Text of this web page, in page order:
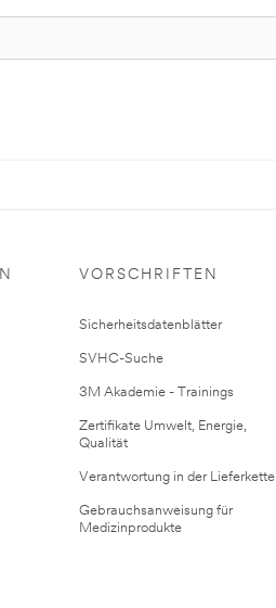
VORSCHRIFTEN
Sicherheitsdatenblätter
SVHC-Suche
3M Akademie - Trainings
Zertifikate Umwelt, Energie,
Qualität
Verantwortung in der Lieferkette
Gebrauchsanweisung für
Medizinprodukte